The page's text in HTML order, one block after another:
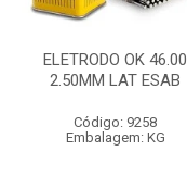
ELETRODO OK 46.00
2.50MM LAT ESAB
Código: 9258
Embalagem: KG